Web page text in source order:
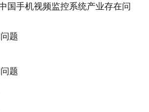
国手机视频监控系统产业存在问
题
题